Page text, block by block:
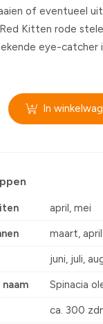
of eventueel
Kitten rode
eye-catcher
In
april, mei
maart, april
juni, juli,
Spinacia
ca. 300